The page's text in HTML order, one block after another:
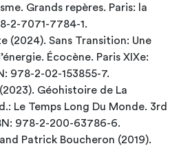
Grands repères. Paris: la
2-7071-7784-1.
(2024). Sans Transition: Une
Écocène. Paris XIXe:
978-2-02-153855-7.
Géohistoire de La
Le Temps Long Du Monde. 3rd
978-2-200-63786-6.
Patrick Boucheron (2019).